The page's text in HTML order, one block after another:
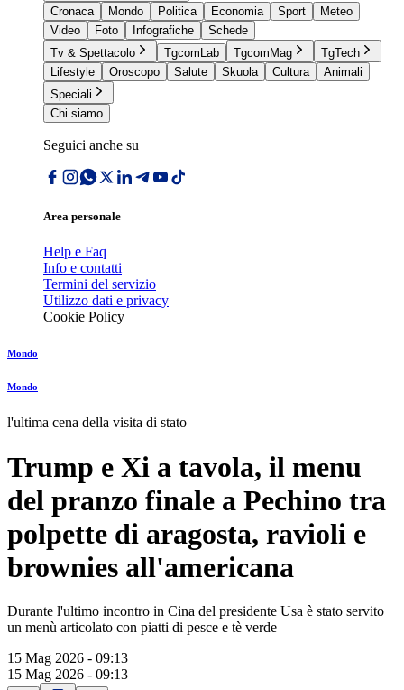
Cronaca
Mondo Politica Economia Sport
Meteo
Video
Foto Infografiche
Schede
Tv & Spettacolo
TgcomLab TgcomMag
TgTech
Lifestyle
Oroscopo Salute Skuola Cultura
Animali
Speciali
Chi siamo
Seguici anche su
Area personale
Help e Faq
Info e contatti
Termini del servizio
Utilizzo dati e privacy
Cookie Policy
Mondo
Mondo
l'ultima cena della visita di stato
Trump e Xi a tavola, il menu
del pranzo finale a Pechino tra
polpette di aragosta, ravioli e
brownies all'americana
Durante l'ultimo incontro in Cina del presidente Usa è stato servito
un menù articolato con piatti di pesce e tè verde
15 Mag 2026 - 09:13
15 Mag 2026 - 09:13